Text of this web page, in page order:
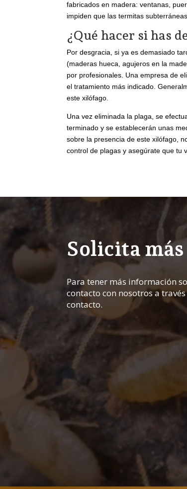
fabricados en madera: ventanas,
impiden que las termitas
¿Qué hacer si has
Por desgracia, si ya es demasiado
(maderas hueca, agujeros en la
por profesionales. Una empresa de
el tratamiento más indicado.
este xilófago.
Una vez eliminada la plaga, se
terminado y se establecerán unas
sobre la presencia de este xilófago,
control de plagas y asegúrate que tu
Solicita
Para tener más información
contacto con nosotros a
contacto.